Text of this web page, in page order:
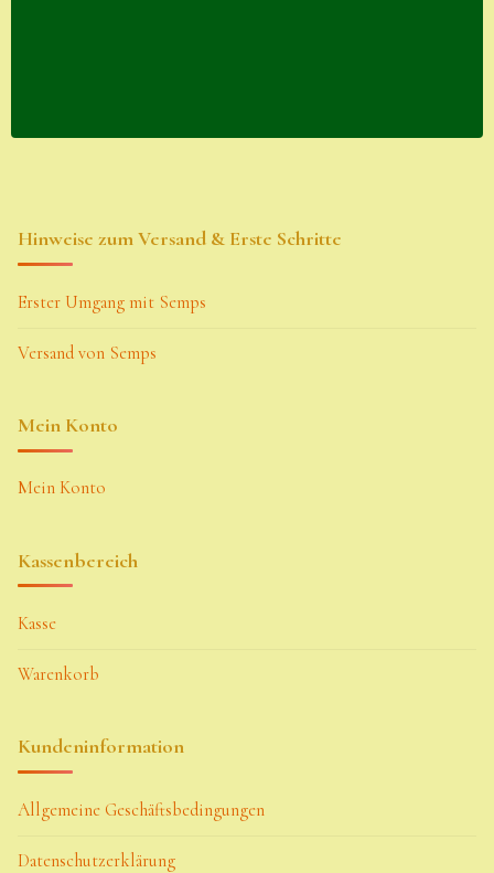
Hinweise zum Versand & Erste Schritte
Erster Umgang mit Semps
Versand von Semps
Mein Konto
Mein Konto
Kassenbereich
Kasse
Warenkorb
Kundeninformation
Allgemeine Geschäftsbedingungen
Datenschutzerklärung